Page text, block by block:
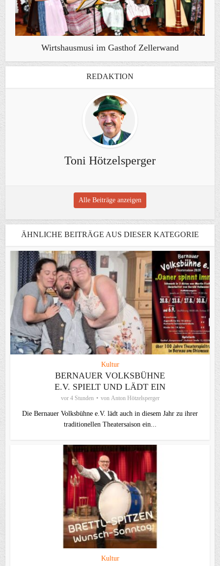
Wirtshausmusi im Gasthof Zellerwand
REDAKTION
Toni Hötzelsperger
Alle Beiträge anzeigen
ÄHNLICHE BEITRÄGE AUS DIESER KATEGORIE
Kultur
BERNAUER VOLKSBÜHNE
E.V. SPIELT UND LÄDT EIN
vor 4 Stunden von Anton Hötzelsperger
Die Bernauer Volksbühne e.V. lädt auch in diesem Jahr zu ihrer
traditionellen Theater­saison ein...
Kultur